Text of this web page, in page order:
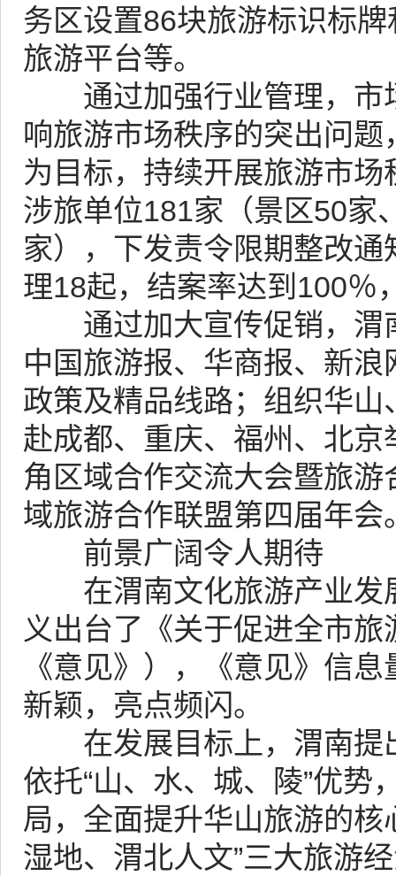
务区设置86块旅游标识标
旅游平台等。
通过加强行业管理，市
响旅游市场秩序的突出问
为目标，持续开展旅游市
涉旅单位181家（景区50家
家），下发责令限期整改
理18起，结案率达到100％
通过加大宣传促销，渭
中国旅游报、华商报、新
政策及精品线路；组织华
赴成都、重庆、福州、北
角区域合作交流大会暨旅
域旅游合作联盟第四届年会
前景广阔令人期待
在渭南文化旅游产业发
义出台了《关于促进全市
《意见》），《意见》信
新颖，亮点频闪。
在发展目标上，渭南提
依托“山、水、城、陵”优势
局，全面提升华山旅游的
湿地、渭北人文”三大旅游